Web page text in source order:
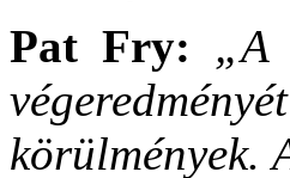
Pat Fry: „A
körülmények.